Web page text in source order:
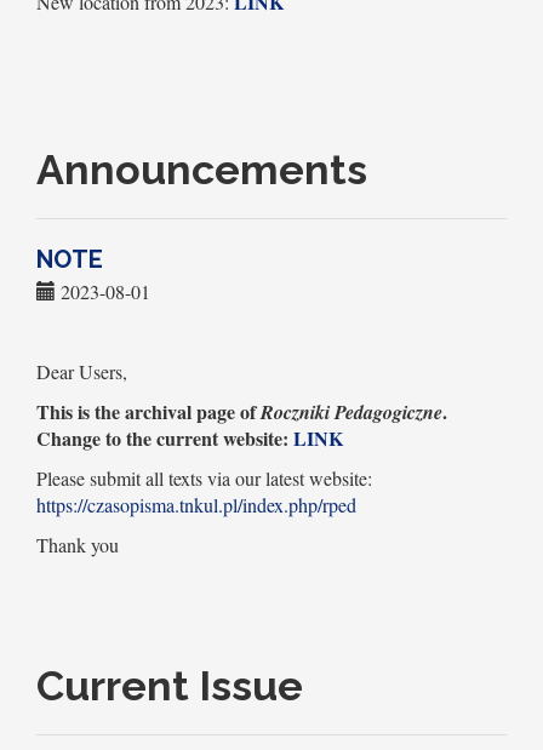
Announcements
NOTE
2023-08-01
Dear Users,
This is the archival page ofRoczniki Pedagogiczne.
Change to the current website: LINK
Please submit all texts via our latest website:
https://czasopisma.tnkul.pl/index.php/rped
Thank you
Current Issue